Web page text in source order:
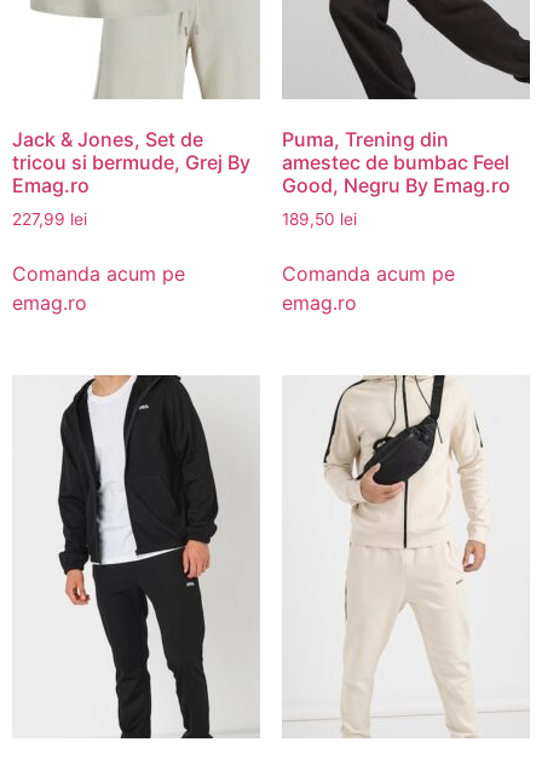
Jack & Jones, Set de
tricou si bermude, Grej By
Emag.ro
227,99 lei
Comanda acum pe
emag.ro
Puma, Trening din
amestec de bumbac Feel
Good, Negru By Emag.ro
189,50 lei
Comanda acum pe
emag.ro